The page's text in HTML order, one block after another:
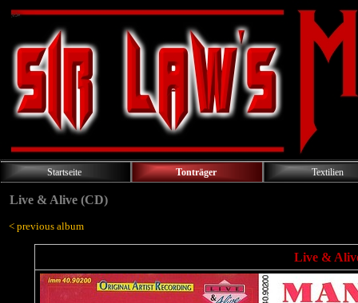
Startseite Tonträger Textilien
Live & Alive (CD)
< previous album
Live &